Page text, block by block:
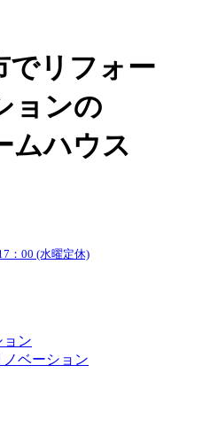
でリフォー
ョンの
ムハウス
：00 (水曜定休)
ョン
ベーション